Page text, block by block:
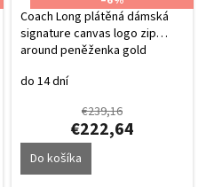
Coach Long plátěná dámská
signature canvas logo zip
around peněženka gold
do 14 dní
€239,16
€222,64
Do košíka